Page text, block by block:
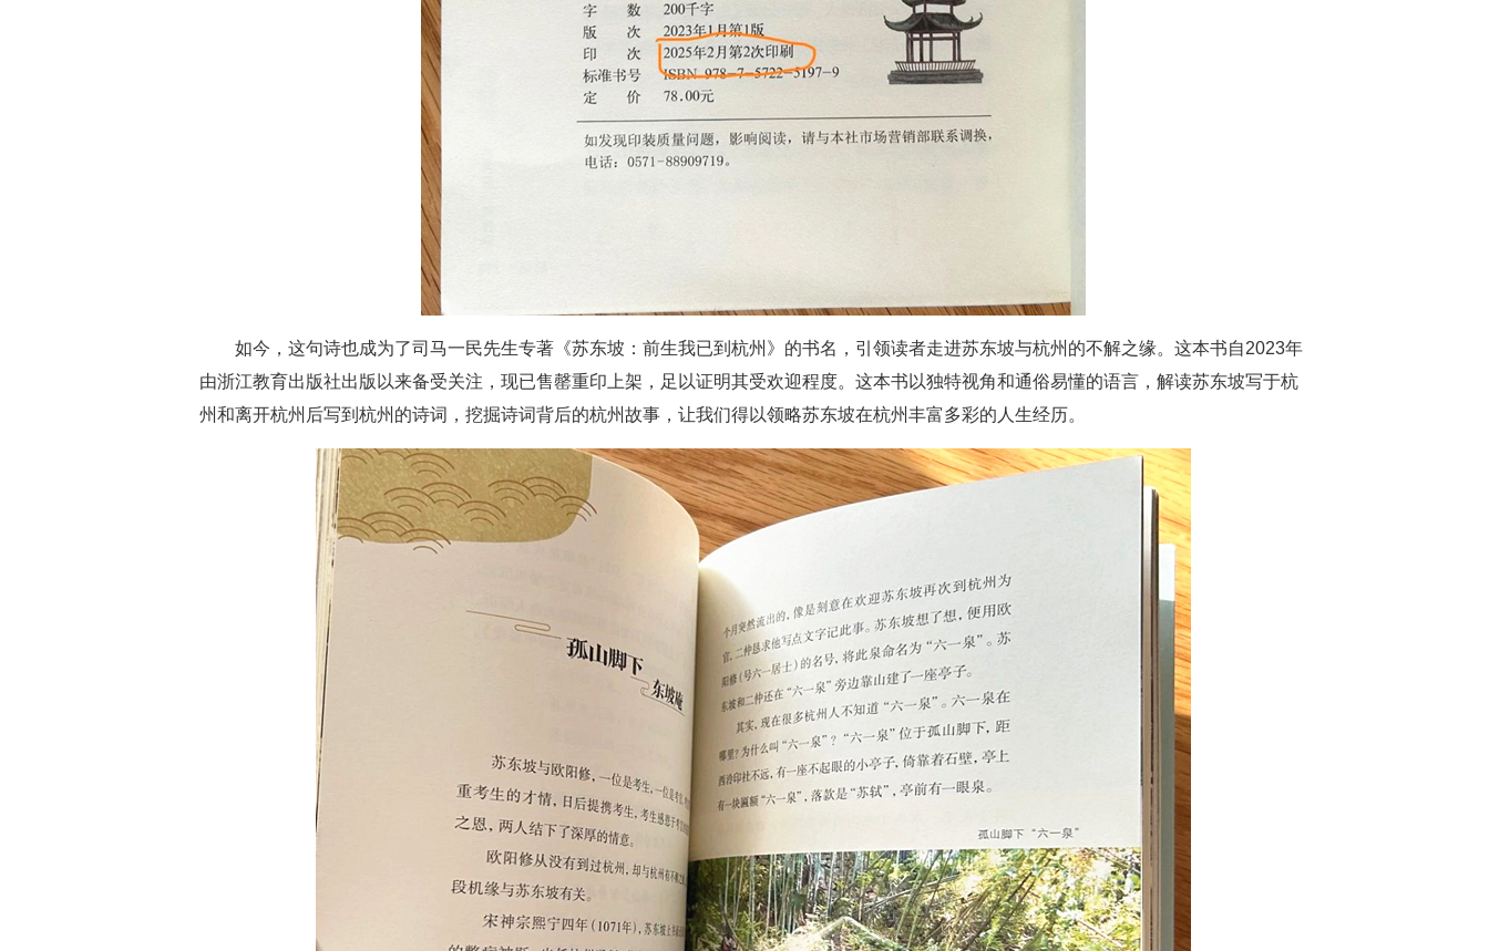
如今，这句诗也成为了司马一民先生专著《苏东坡：前生我已到杭州》的书名，引领读者走进苏东坡与杭州的不解之缘。这本书自2023年
由浙江教育出版社出版以来备受关注，现已售罄重印上架，足以证明其受欢迎程度。这本书以独特视角和通俗易懂的语言，解读苏东坡写于杭
州和离开杭州后写到杭州的诗词，挖掘诗词背后的杭州故事，让我们得以领略苏东坡在杭州丰富多彩的人生经历。